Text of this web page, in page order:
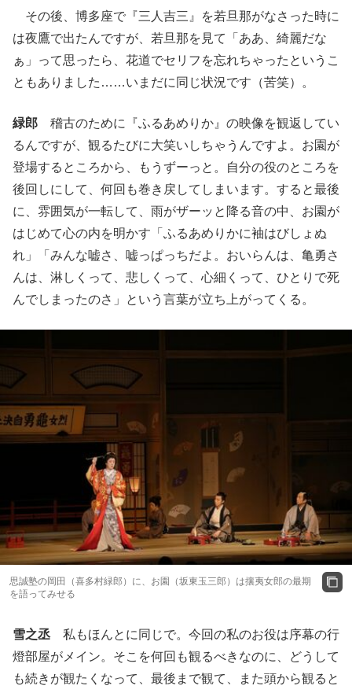
その後、博多座で『三人吉三』を若旦那がなさった時に
は夜鷹で出たんですが、若旦那を見て「ああ、綺麗だな
ぁ」って思ったら、花道でセリフを忘れちゃったというこ
ともありました……いまだに同じ状況です（苦笑）。
緑郎 稽古のために『ふるあめりか』の映像を観返してい
るんですが、観るたびに大笑いしちゃうんですよ。お園が
登場するところから、もうずーっと。自分の役のところを
後回しにして、何回も巻き戻してしまいます。すると最後
に、雰囲気が一転して、雨がザーッと降る音の中、お園が
はじめて心の内を明かす「ふるあめりかに袖はびしょぬ
れ」「みんな嘘さ、嘘っぱっちだよ。おいらんは、亀勇さ
んは、淋しくって、悲しくって、心細くって、ひとりで死
んでしまったのさ」という言葉が立ち上がってくる。
思誠塾の岡田（喜多村緑郎）に、お園（坂東玉三郎）は攘夷女郎の最期
を語ってみせる
雪之丞私もほんとに同じで。今回の私のお役は序幕の行
燈部屋がメイン。そこを何回も観るべきなのに、どうして
も続きが観たくなって、最後まで観て、また頭から観ると